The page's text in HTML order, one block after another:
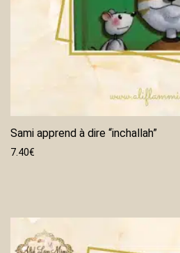
Sami apprend à dire “inchallah”
7.40€